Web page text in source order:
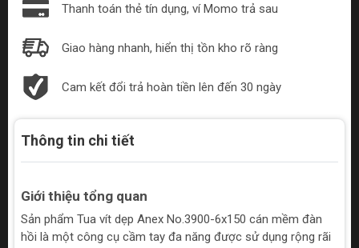
Thanh toán thẻ tín dụng, ví Momo trả sau
Giao hàng nhanh, hiển thị tồn kho rõ ràng
Cam kết đổi trả hoàn tiền lên đến 30 ngày
Thông tin chi tiết
Giới thiệu tổng quan
Sản phẩm Tua vít dẹp Anex No.3900-6x150 cán mềm đàn
hồi là một công cụ cầm tay đa năng được sử dụng rộng rãi